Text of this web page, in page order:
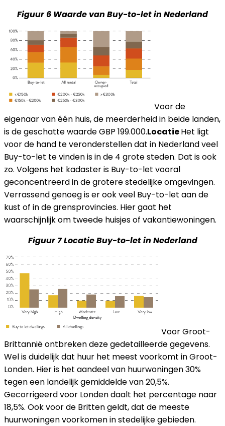
Figuur 6 Waarde van Buy-to-let in Nederland
Voor de
eigenaar van één huis, de meerderheid in beide landen,
is de geschatte waarde GBP 199.000.LocatieHet ligt
voor de hand te veronderstellen dat in Nederland veel
Buy-to-let te vinden is in de 4 grote steden. Dat is ook
zo. Volgens het kadaster is Buy-to-let vooral
geconcentreerd in de grotere stedelijke omgevingen.
Verrassend genoeg is er ook veel Buy-to-let aan de
kust of in de grensprovincies. Hier gaat het
waarschijnlijk om tweede huisjes of vakantiewoningen.
Figuur 7 Locatie Buy-to-let in Nederland
Voor Groot-
Brittannië ontbreken deze gedetailleerde gegevens.
Wel is duidelijk dat huur het meest voorkomt in Groot-
Londen. Hier is het aandeel van huurwoningen 30%
tegen een landelijk gemiddelde van 20,5%.
Gecorrigeerd voor Londen daalt het percentage naar
18,5%. Ook voor de Britten geldt, dat de meeste
huurwoningen voorkomen in stedelijke gebieden.